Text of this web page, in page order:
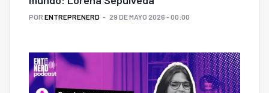
POR ENTREPRENERD 29 DE MAYO 2026 - 00:00